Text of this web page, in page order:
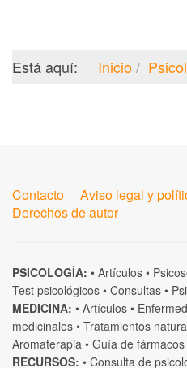
Está aquí: Inicio
Contacto Aviso legal y
Derechos de autor
PSICOLOGÍA: • Artículos •
Test psicológicos • Consultas •
MEDICINA: • Artículos •
medicinales • Tratamientos
Aromaterapia • Guía de fármacos
RECURSOS: • Consulta de